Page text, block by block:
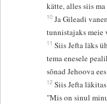
kätte, alles siis
10 Ja Gileadi
tunnistajaks meie
11 Siis Jefta läks
tema enesele
sõnad Jehoova
12 Siis Jefta
"Mis on sinul